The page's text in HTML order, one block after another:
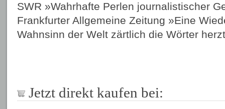
SWR »Wahrhafte Perlen journalistischer
Frankfurter Allgemeine Zeitung »Eine
Wahnsinn der Welt zärtlich die Wörter
Jetzt direkt kaufen bei: